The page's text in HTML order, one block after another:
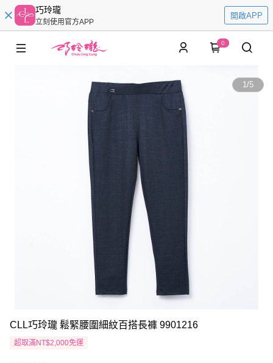
巧玲瓏
立刻使用官方APP
開啟APP
0
1/5
CLL巧玲瓏 鬆緊腰圍細紋百搭長褲 9901216
超取滿NT$2,000免運